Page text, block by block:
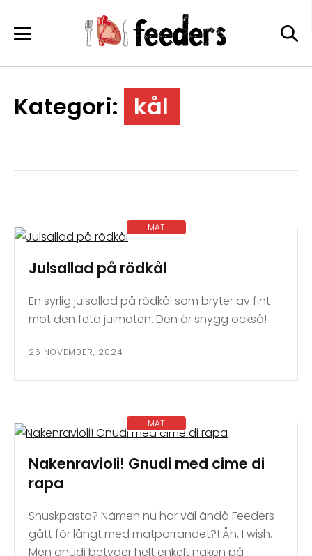
Kategori: kål
MAT
Julsallad på rödkål
En syrlig julsallad på rödkål som bryter av fint
mot den feta julmaten. Den är snygg också!
26 NOVEMBER, 2024
MAT
Nakenravioli! Gnudi med cime di
rapa
Snuskpasta? Nämen nu har väl ändå Feeders
gått för långt med matporrandet?! Åh, I wish.
Men gnudi betyder helt enkelt naken på